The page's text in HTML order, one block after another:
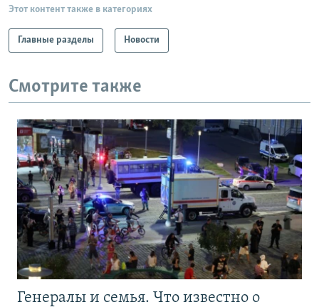
Этот контент также в категориях
Главные разделы Новости
Смотрите также
Генералы и семья. Что известно о